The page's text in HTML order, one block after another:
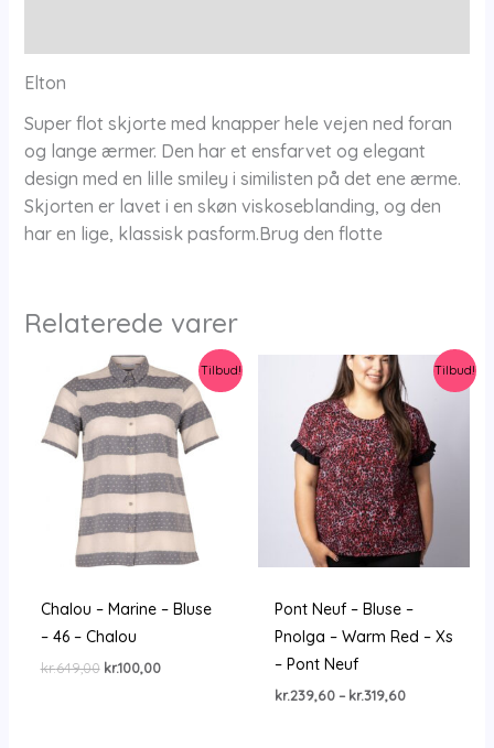
Elton
Super flot skjorte med knapper hele vejen ned foran
og lange ærmer. Den har et ensfarvet og elegant
design med en lille smiley i similisten på det ene ærme.
Skjorten er lavet i en skøn viskoseblanding, og den
har en lige, klassisk pasform.Brug den flotte
Relaterede varer
Tilbud!
Chalou – Marine – Bluse
– 46 – Chalou
kr.649,00 Den
kr.100,00Den
Tilbud!
Pont Neuf – Bluse –
Pnolga – Warm Red – Xs
– Pont Neuf
kr.239,60– kr.319,60Prisinterval: